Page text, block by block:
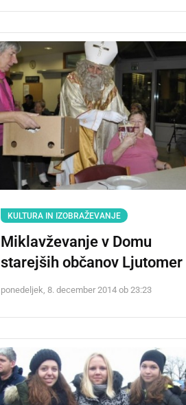
KULTURA IN IZOBRAŽEVANJE
Miklavževanje v Domu
starejših občanov Ljutomer
ponedeljek, 8. december 2014 ob 23:23